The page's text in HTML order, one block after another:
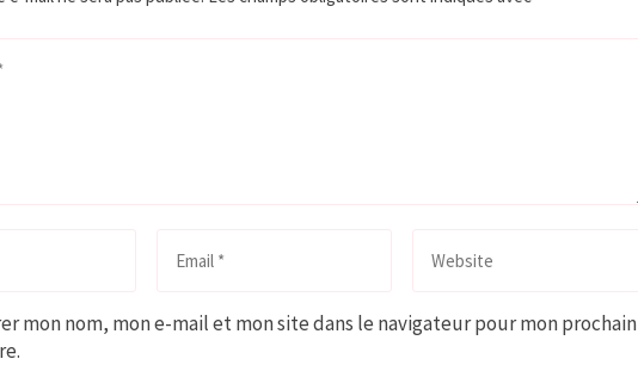
mon nom, mon e-mail et mon site dans le navigateur pour mon prochain